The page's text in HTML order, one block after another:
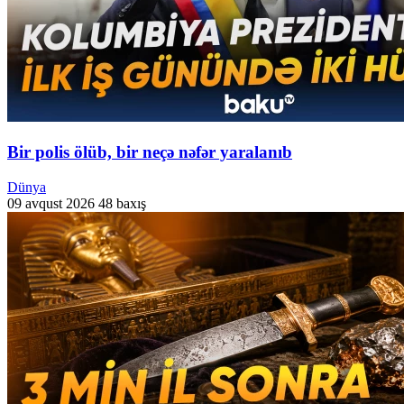
Bir polis ölüb, bir neçə nəfər yaralanıb
Dünya
09 avqust 2026 48 baxış